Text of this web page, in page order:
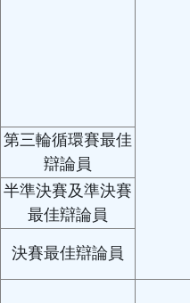
第三輪循環賽最佳
辯論員
半準決賽及準決賽
最佳辯論員
決賽最佳辯論員